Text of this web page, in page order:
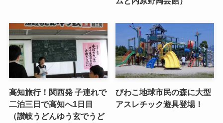
高知旅行！関西発 子連れで
二泊三日で高知へ1日目
（讃岐うどんゆう玄でうど
びわこ地球市民の森に大型
アスレチック遊具登場！